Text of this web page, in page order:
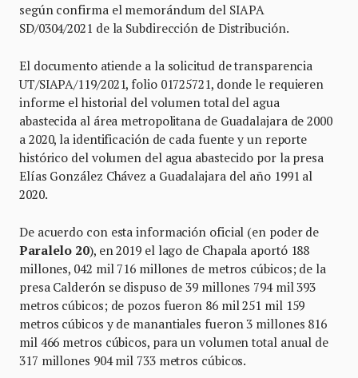
según confirma el memorándum del SIAPA
SD/0304/2021 de la Subdirección de Distribución.
El documento atiende a la solicitud de transparencia
UT/SIAPA/119/2021, folio 01725721, donde le requieren
informe el historial del volumen total del agua
abastecida al área metropolitana de Guadalajara de 2000
a 2020, la identificación de cada fuente y un reporte
histórico del volumen del agua abastecido por la presa
Elías González Chávez a Guadalajara del año 1991 al
2020.
De acuerdo con esta información oficial (en poder de
Paralelo 20), en 2019 el lago de Chapala aportó 188
millones, 042 mil 716 millones de metros cúbicos; de la
presa Calderón se dispuso de 39 millones 794 mil 393
metros cúbicos; de pozos fueron 86 mil 251 mil 159
metros cúbicos y de manantiales fueron 3 millones 816
mil 466 metros cúbicos, para un volumen total anual de
317 millones 904 mil 733 metros cúbicos.